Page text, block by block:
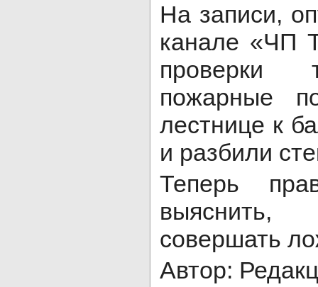
На записи,
канале «ЧП
проверки
пожарные
лестнице к
и разбили
Теперь
совершать
Автор: